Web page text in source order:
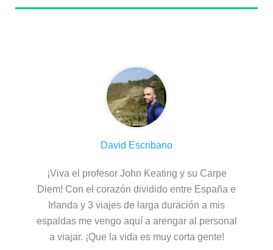
David Escribano
¡Viva el profesor John Keating y su Carpe
Diem! Con el corazón dividido entre España e
Irlanda y 3 viajes de larga duración a mis
espaldas me vengo aquí a arengar al personal
a viajar. ¡Que la vida es muy corta gente!